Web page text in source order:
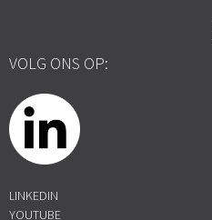
VOLG ONS OP:
LINKEDIN
YOUTUBE